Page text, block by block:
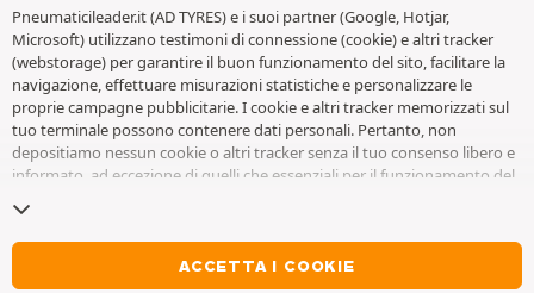
Pneumaticileader.it (AD TYRES) e i suoi partner (Google, Hotjar,
Microsoft) utilizzano testimoni di connessione (cookie) e altri tracker
(webstorage) per garantire il buon funzionamento del sito, facilitare la
navigazione, effettuare misurazioni statistiche e personalizzare le
proprie campagne pubblicitarie. I cookie e altri tracker memorizzati sul
tuo terminale possono contenere dati personali. Pertanto, non
depositiamo nessun cookie o altri tracker senza il tuo consenso libero e
informato, ad eccezione di quelli che essenziali per il funzionamento del
in qualsiasi momento andando alla
scegliere di continuare a navigare senza accettare il deposito di cookie o
altri tracker. Il rifiuto non impedisce l'accesso ai servizi AD TYRES. Per
maggiori informazioni, visitala pagina cookie ealtri tracker.
ACCETTA I COOKIE